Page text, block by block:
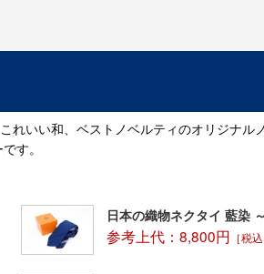
いい和、ベストノベルティのオリジナル
す。
日本の織物ネクタイ 藍染
参考上代：8,800円 ［税込